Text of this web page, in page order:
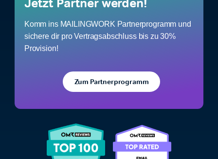
Jetzt Partner werden!
Komm ins MAILINGWORK Partnerprogramm und
sichere dir pro Vertragsabschluss bis zu 30%
Provision!
Zum Partnerprogramm